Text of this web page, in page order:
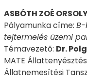
ASBÓTH ZOÉ
Pályamunka címe:
tejtermelés üzemi
Témavezető: Dr.
MATE
Állatnemesítési